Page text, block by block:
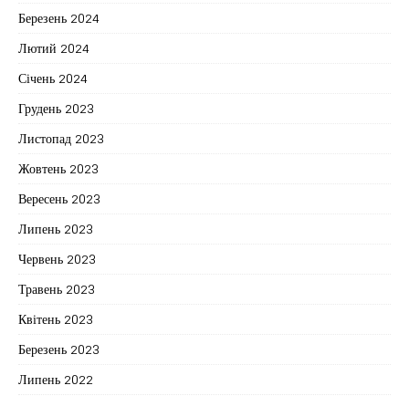
Березень 2024
Лютий 2024
Січень 2024
Грудень 2023
Листопад 2023
Жовтень 2023
Вересень 2023
Липень 2023
Червень 2023
Травень 2023
Квітень 2023
Березень 2023
Липень 2022